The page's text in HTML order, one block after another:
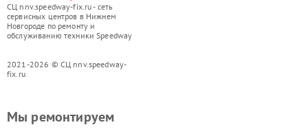
СЦ nnv.speedway-fix.ru - сеть
сервисных центров в Нижнем
Новгороде по ремонту и
обслуживанию техники Speedway
2021-2026 © СЦ nnv.speedway-
fix.ru
Мы ремонтируем